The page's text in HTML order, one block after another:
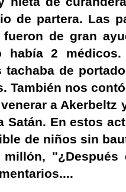
de partera. Las
de gran
había 2
tachaba de
También nos
a
Satán. En estos
de niños sin